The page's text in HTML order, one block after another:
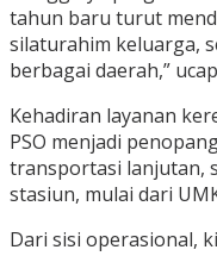
tahun baru turut
silaturahim keluarga,
berbagai daerah,”
Kehadiran layanan
PSO menjadi
transportasi lanjutan,
stasiun, mulai dari
Dari sisi operasional,